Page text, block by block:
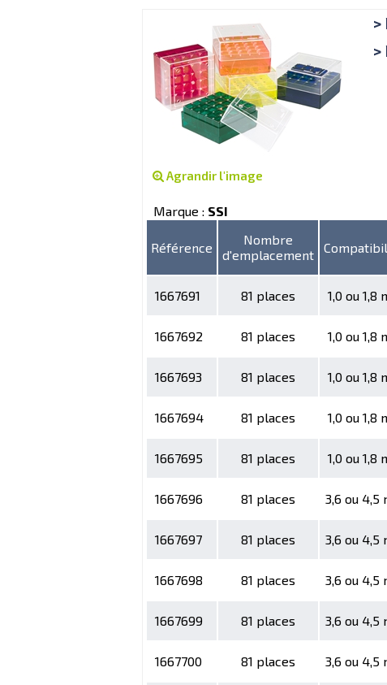
Agrandir l'image
>
Marque : SSI
Référence
Nombre
d'emplacement
1667691 81 places 1,0 ou 1,8
1667692 81 places 1,0 ou 1,8
1667693 81 places 1,0 ou 1,8
1667694 81 places 1,0 ou 1,8
1667695 81 places 1,0 ou 1,8
1667696 81 places 3,6 ou 4,5
1667697 81 places 3,6 ou 4,5
1667698 81 places 3,6 ou 4,5
1667699 81 places 3,6 ou 4,5
1667700 81 places 3,6 ou 4,5